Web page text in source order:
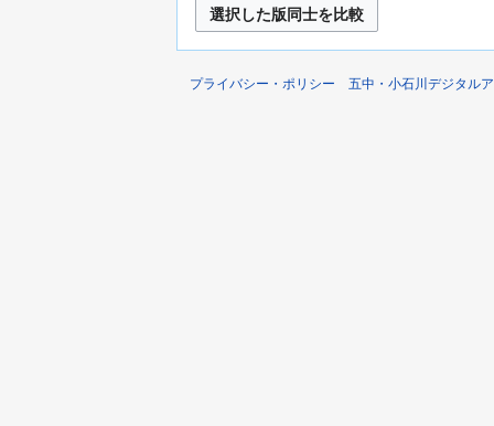
プライバシー・ポリシー 五中・小石川デジタル